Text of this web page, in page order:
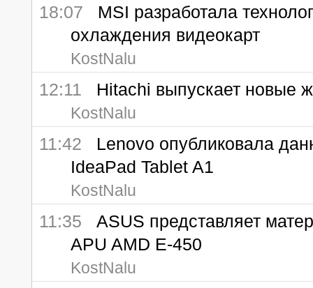
18:07 MSI разработала
охлаждения видеокарт
KostNalu
12:11 Hitachi выпускает новые
KostNalu
11:42 Lenovo опубликовала
IdeaPad Tablet A1
KostNalu
11:35 ASUS представляет
APU AMD E-450
KostNalu